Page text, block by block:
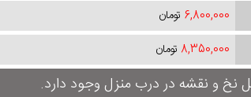
6,800,000 تومان
8,350,000 تومان
نخ و نقشه در درب منزل وجود دارد.